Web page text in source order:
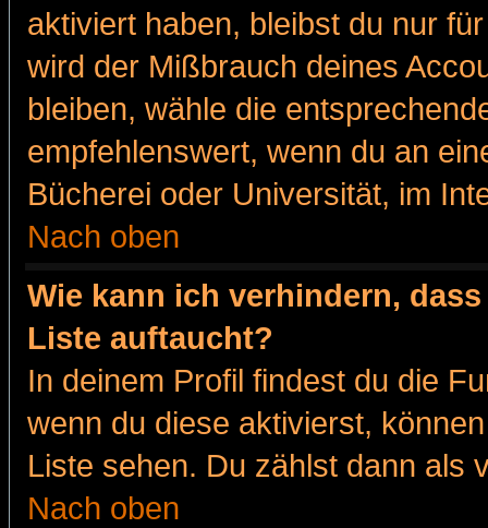
aktiviert haben, bleibst du nur
wird der Mißbrauch deines
bleiben, wähle die
empfehlenswert, wenn du an
Bücherei oder Universität, im
Nach oben
Wie kann ich verhindern,
Liste auftaucht?
In deinem Profil findest du die
wenn du diese aktivierst,
Liste sehen. Du zählst dann als
Nach oben